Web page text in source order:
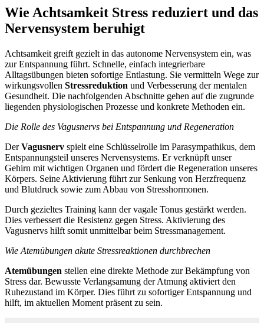
Wie Achtsamkeit Stress reduziert und das
Nervensystem beruhigt
Achtsamkeit greift gezielt in das autonome Nervensystem ein, was
zur Entspannung führt. Schnelle, einfach integrierbare
Alltagsübungen bieten sofortige Entlastung. Sie vermitteln Wege zur
wirkungsvollen Stressreduktion und Verbesserung der mentalen
Gesundheit. Die nachfolgenden Abschnitte gehen auf die zugrunde
liegenden physiologischen Prozesse und konkrete Methoden ein.
Die Rolle des Vagusnervs bei Entspannung und Regeneration
DerVagusnerv spielt eine Schlüsselrolle im Parasympathikus, dem
Entspannungsteil unseres Nervensystems. Er verknüpft unser
Gehirn mit wichtigen Organen und fördert die Regeneration unseres
Körpers. Seine Aktivierung führt zur Senkung von Herzfrequenz
und Blutdruck sowie zum Abbau von Stresshormonen.
Durch gezieltes Training kann der vagale Tonus gestärkt werden.
Dies verbessert die Resistenz gegen Stress. Aktivierung des
Vagusnervs hilft somit unmittelbar beim Stressmanagement.
Wie Atemübungen akute Stressreaktionen durchbrechen
Atemübungen stellen eine direkte Methode zur Bekämpfung von
Stress dar. Bewusste Verlangsamung der Atmung aktiviert den
Ruhezustand im Körper. Dies führt zu sofortiger Entspannung und
hilft, im aktuellen Moment präsent zu sein.